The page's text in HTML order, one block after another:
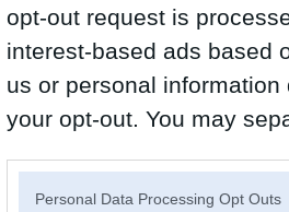
opt-out request is
interest-based ads based
us or personal
your opt-out. You may
Personal Data Processing Opt Outs